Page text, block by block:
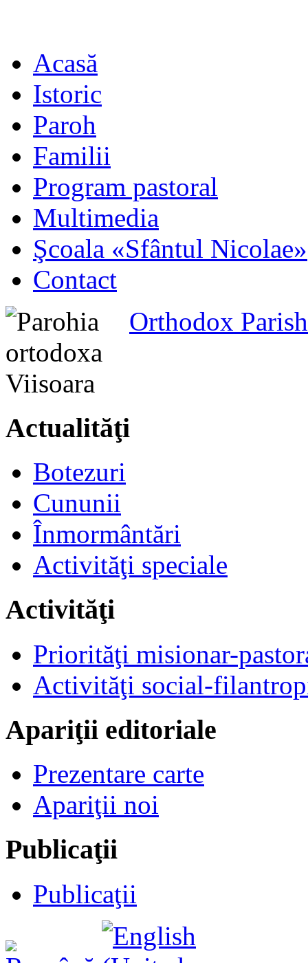
Acasă
Istoric
Paroh
Familii
Program pastoral
Multimedia
Şcoala «Sfântul Nicolae»
Contact
Orthodox
Actualităţi
Botezuri
Cununii
Înmormântări
Activităţi speciale
Activităţi
Priorităţi misionar-
Activităţi social-
Apariţii editoriale
Prezentare carte
Apariţii noi
Publicaţii
Publicaţii